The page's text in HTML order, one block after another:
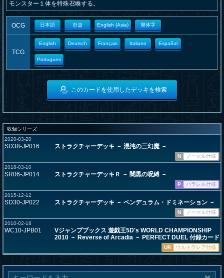
モンスター１体を特殊召喚する。
OCG 日本語 한글 English (Asia) 簡体字
TCG
English Deutsch Français Italiano Español
Portugues
このカードを使用したデッキを検索
収録シリーズ
2020-03-20
SD38-JP016 ストラクチャーデッキ － 混沌の三幻魔 －
N
ノーマル仕様
2018-03-10
SR06-JP014 ストラクチャーデッキＲ － 闇黒の呪縛 －
P
パラレル仕様
2015-12-12
SD30-JP022 ストラクチャーデッキ － ペンデュラム・ドミネーション －
N
ノーマル仕様
2010-02-18
WC10-JPB01
Vジャンプブックス 遊戯王5D's WORLD CHAMPIONSHIP
2010 － Reverse of Arcadia － PERFECT DUEL 付録カード
UR ウルトラレア仕様